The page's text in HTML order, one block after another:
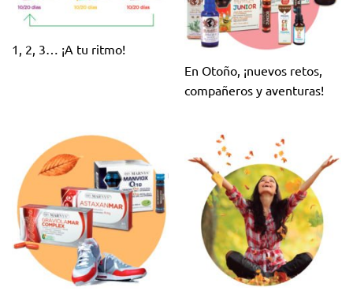
1, 2, 3… ¡A tu ritmo!
En Otoño, ¡nuevos retos,
compañeros y aventuras!